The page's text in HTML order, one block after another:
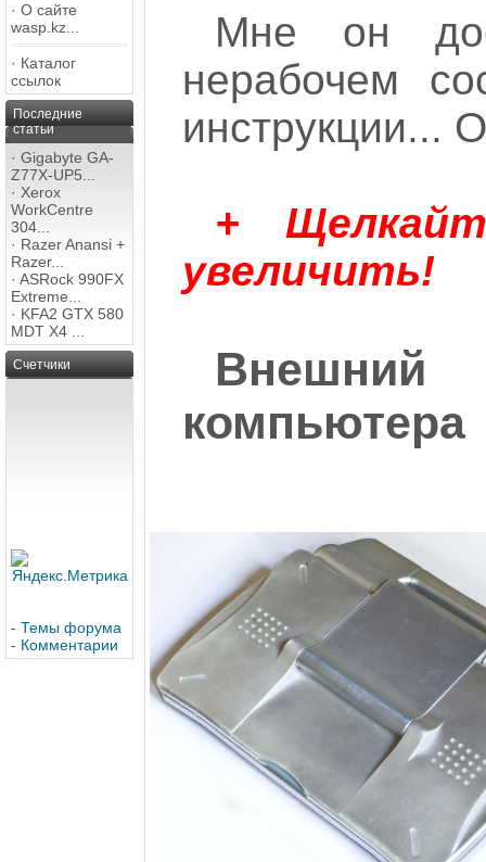
· О сайте
wasp.kz...
· Каталог
ссылок
Последние
статьи
· Gigabyte GA-
Z77X-UP5...
· Xerox
WorkCentre
304...
· Razer Anansi +
Razer...
· ASRock 990FX
Extreme...
· KFA2 GTX 580
MDT X4 ...
Счетчики
- Темы форума
- Комментарии
Мне он
нерабочем
инструкции...
+
увеличить!
Внешний
компьютера